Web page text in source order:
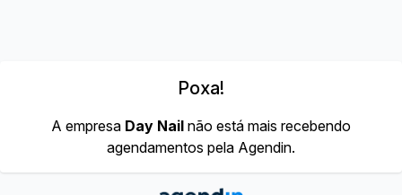
Poxa!
A empresa Day Nail não está mais recebendo
agendamentos pela Agendin.